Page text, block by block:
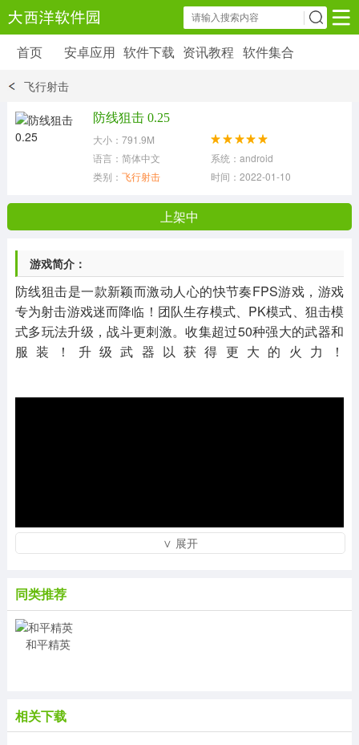
安卓应用 软件下载 资讯教程
6179 款应用
39 款应用
首页 安卓应用 软件下载 资讯教程 软件集合
飞行射击
防线狙击 0.25
大小：791.9M
语言：简体中文
系统：android
类别： 飞行射击 时间：2022-01-10 15:08:29
上架中
游戏简介：
防线狙击是一款新颖而激动人心的快节奏FPS游戏，游戏
专为射击游戏迷而降临！团队生存模式、PK模式、狙击模
式多玩法升级，战斗更刺激。收集超过50种强大的武器和
服装！升级武器以获得更大的火力！
∨ 展开
同类推荐
和平精英
相关下载